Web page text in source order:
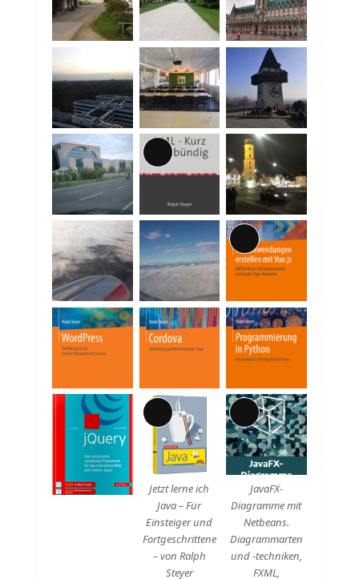
Lange
Beschreibung
Lange
Beschreibung
Lange
Beschreibung
Jetzt lerne ich
Java – Für
Einsteiger und
Fortgeschrittene
– von Ralph
Steyer
Lange
Beschreibung
JavaFX-
Diagramme mit
Netbeans.
Diagrammarten
und -techniken,
FXML,